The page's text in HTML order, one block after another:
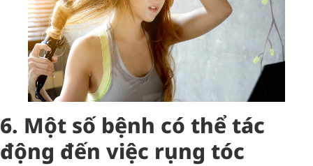
6. Một số bệnh có thể tác
động đến việc rụng tóc